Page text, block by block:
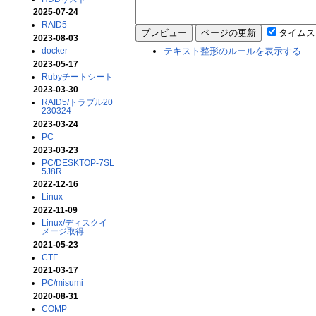
2025-07-24
RAID5
2023-08-03
docker
2023-05-17
Rubyチートシート
2023-03-30
RAID5/トラブル20
230324
2023-03-24
PC
2023-03-23
PC/DESKTOP-7SL
5J8R
2022-12-16
Linux
2022-11-09
Linux/ディスクイ
メージ取得
2021-05-23
CTF
2021-03-17
PC/misumi
2020-08-31
COMP
タイム
テキスト整形のルールを表示する